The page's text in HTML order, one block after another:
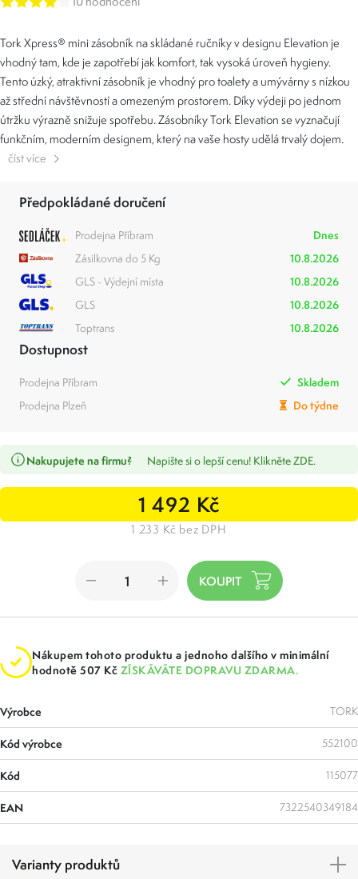
Tork Xpress® mini zásobník na skládané ručníky v designu Elevation je
vhodný tam, kde je zapotřebí jak komfort, tak vysoká úroveň hygieny.
Tento úzký, atraktivní zásobník je vhodný pro toalety a umývárny s nízkou
až střední návštěvností a omezeným prostorem. Díky výdeji po jednom
útržku výrazně snižuje spotřebu. Zásobníky Tork Elevation se vyznačují
funkčním, moderním designem, který na vaše hosty udělá trvalý dojem.
číst více
Předpokládané doručení
Prodejna Příbram
Dnes
Zásilkovna do 5 Kg
10.8.2026
GLS - Výdejní místa
10.8.2026
GLS
10.8.2026
Toptrans
10.8.2026
Dostupnost
Prodejna Příbram
Skladem
Prodejna Plzeň
Do týdne
Nakupujete na firmu? Napište si o lepší cenu! Klikněte ZDE.
1 492 Kč
1 233 Kč bez DPH
Nákupem tohoto produktu a jednoho dalšího v minimální
hodnotě 507 Kč ZÍSKÁVÁTE DOPRAVU ZDARMA.
Výrobce TORK
Kód výrobce 552100
Kód 115077
EAN 7322540349184
Varianty produktů